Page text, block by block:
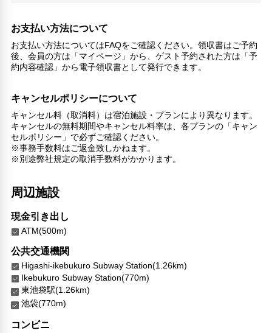
お支払い方法について
お支払い方法についてはFAQをご確認ください。領収書はご予約
後、会員の方は「マイページ」から、ゲスト予約された方は「予
約内容確認」から電子領収書として発行できます。
キャンセルポリシーについて
キャンセル料（取消料）は宿泊施設・プランにより異なります。
キャンセルの無料期間やキャンセル料率は、各プランの「キャン
セルポリシー」で必ずご確認ください。
※事務手数料はご返金致しかねます。
※別途弊社規定の取消手数料がかかります。
周辺施設
現金引き出し
ATM(500m)
公共交通機関
Higashi-ikebukuro Subway Station(1.26km)
Ikebukuro Subway Station(770m)
東池袋駅(1.26km)
池袋(770m)
コンビニ